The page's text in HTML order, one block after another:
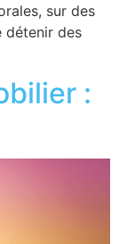
sur des
détenir des
: